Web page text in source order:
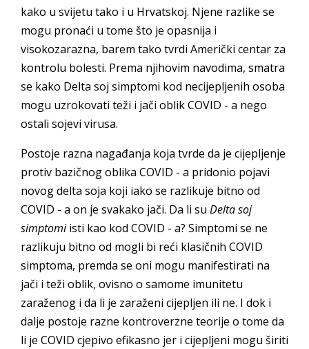
kako u svijetu tako i u Hrvatskoj. Njene razlike se
mogu pronaći u tome što je opasnija i
visokozarazna, barem tako tvrdi Američki centar za
kontrolu bolesti. Prema njihovim navodima, smatra
se kako Delta soj simptomi kod necijepljenih osoba
mogu uzrokovati teži i jači oblik COVID - a nego
ostali sojevi virusa.
Postoje razna nagađanja koja tvrde da je cijepljenje
protiv bazičnog oblika COVID - a pridonio pojavi
novog delta soja koji iako se razlikuje bitno od
COVID - a on je svakako jači. Da li su Delta soj
simptomiisti kao kod COVID - a? Simptomi se ne
razlikuju bitno od mogli bi reći klasičnih COVID
simptoma, premda se oni mogu manifestirati na
jači i teži oblik, ovisno o samome imunitetu
zaraženog i da li je zaraženi cijepljen ili ne. I dok i
dalje postoje razne kontroverzne teorije o tome da
li je COVID cjepivo efikasno jer i cijepljeni mogu širiti